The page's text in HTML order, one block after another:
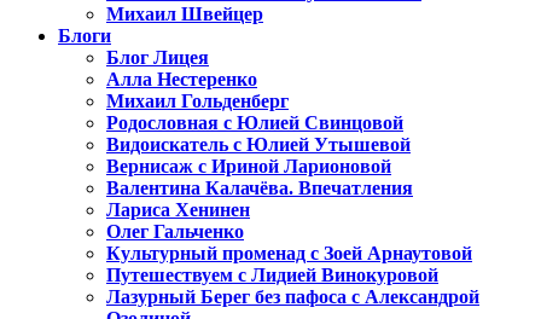
Михаил Швейцер
Блоги
Блог Лицея
Алла Нестеренко
Михаил Гольденберг
Родословная с Юлией Свинцовой
Видоискатель с Юлией Утышевой
Вернисаж с Ириной Ларионовой
Валентина Калачёва. Впечатления
Лариса Хенинен
Олег Гальченко
Культурный променад с Зоей Арнаутовой
Путешествуем с Лидией Винокуровой
Лазурный Берег без пафоса с Александрой